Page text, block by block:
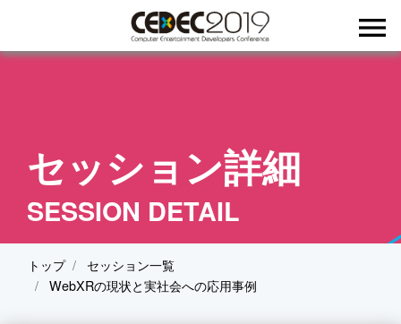
menu
セッション詳細
SESSION DETAIL
トップ
セッション一覧
WebXRの現状と実社会への応用事例